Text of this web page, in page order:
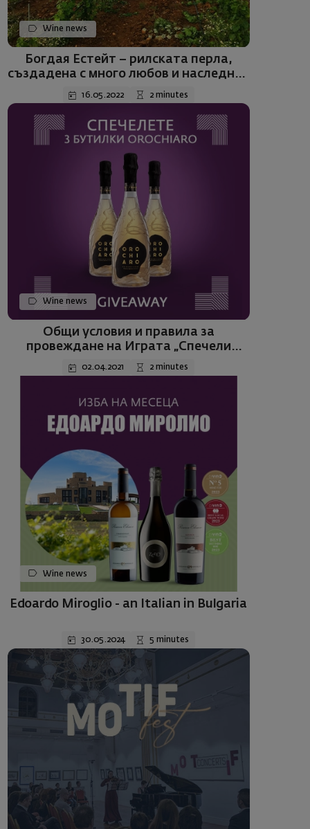
Wine news
Богдая Естейт – рилската перла,
създадена с много любов и наследник
на плодородни земи
16.05.2022 2 minutes
Wine news
Общи условия и правила за
провеждане на Играта „Спечели
бутилка Орокиаро“
02.04.2021 2 minutes
Wine news
Edoardo Miroglio - an Italian in Bulgaria
30.05.2024 5 minutes